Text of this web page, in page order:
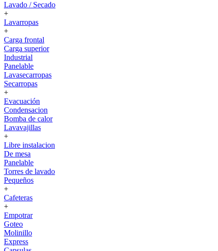
Lavado / Secado
+
Lavarropas
+
Carga frontal
Carga superior
Industrial
Panelable
Lavasecarropas
Secarropas
+
Evacuación
Condensacion
Bomba de calor
Lavavajillas
+
Libre instalacion
De mesa
Panelable
Torres de lavado
Pequeños
+
Cafeteras
+
Empotrar
Goteo
Molinillo
Express